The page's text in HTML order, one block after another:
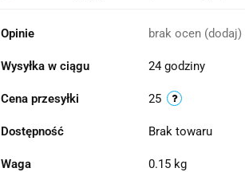
Opinie brak ocen (dodaj)
Wysyłka w ciągu 24 godziny
Cena przesyłki 25
Dostępność Brak towaru
Waga 0.15 kg